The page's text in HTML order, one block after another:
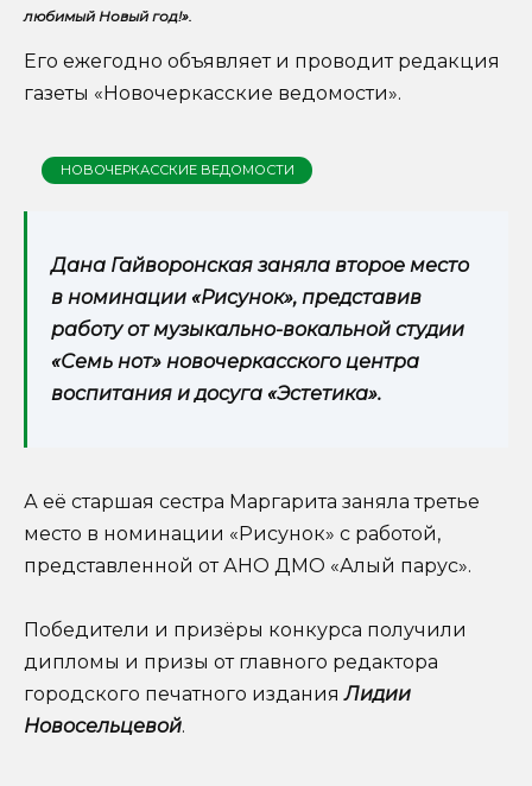
любимый Новый год!».
Его ежегодно объявляет и проводит редакция
газеты «Новочеркасские ведомости».
НОВОЧЕРКАССКИЕ ВЕДОМОСТИ
Дана Гайворонская заняла второе место
в номинации «Рисунок», представив
работу от музыкально-вокальной студии
«Семь нот» новочеркасского центра
воспитания и досуга «Эстетика».
А её старшая сестра Маргарита заняла третье
место в номинации «Рисунок» с работой,
представленной от АНО ДМО «Алый парус».
Победители и призёры конкурса получили
дипломы и призы от главного редактора
городского печатного изданияЛидии
Новосельцевой.